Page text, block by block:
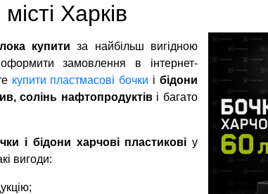
Харків
купити за найбільш вигідною
замовлення в інтернет-
купити пластмасові бочки ібідони
солінь нафтопродуктіві багато
і бідони харчові пластикові у
вигоди: